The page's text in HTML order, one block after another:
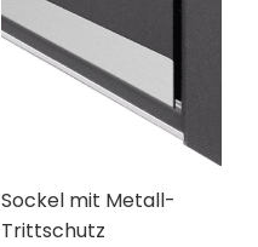
Sockel mit Metall-
Trittschutz